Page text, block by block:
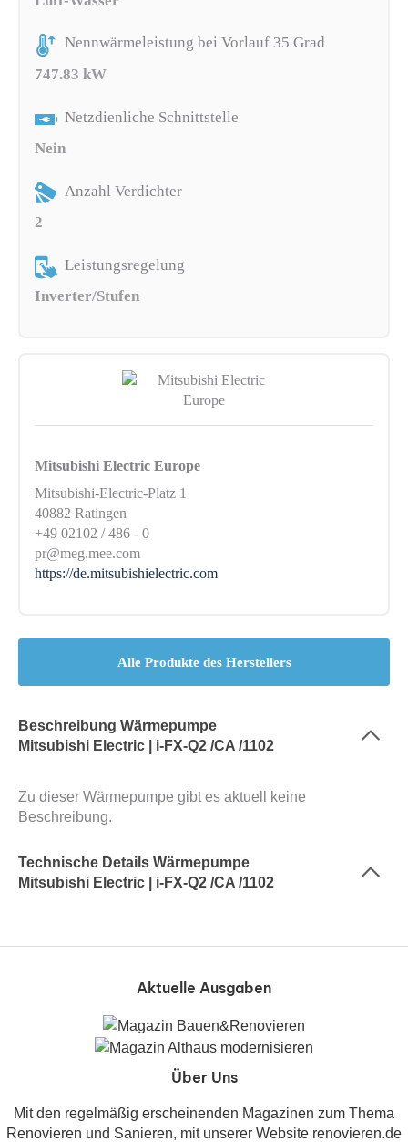
Nennwärmeleistung bei Vorlauf 35 Grad
747.83 kW
Netzdienliche Schnittstelle
Nein
Anzahl Verdichter
2
Leistungsregelung
Inverter/Stufen
Mitsubishi Electric Europe
Mitsubishi-Electric-Platz 1
40882 Ratingen
+49 02102 / 486 - 0
pr@meg.mee.com
https://de.mitsubishielectric.com
Alle Produkte des Herstellers
Beschreibung Wärmepumpe
Mitsubishi Electric | i-FX-Q2 /CA /1102
Zu dieser Wärmepumpe gibt es aktuell keine
Beschreibung.
Technische Details Wärmepumpe
Mitsubishi Electric | i-FX-Q2 /CA /1102
Aktuelle Ausgaben
Über Uns
Mit den regelmäßig erscheinenden Magazinen zum Thema
Renovieren und Sanieren, mit unserer Website renovieren.de